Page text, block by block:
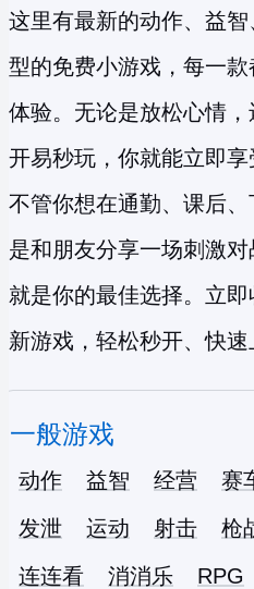
这里有最新的动作、益
型的免费小游戏 ，每一
体验。无论是放松心情
开易秒玩，你就能立即享
不管你想在通勤、课后
是和朋友分享一场刺激
就是你的最佳选择。立
新游戏，轻松秒开、快速
一般游戏
动作 益智 经营 赛
发泄
运动 射击 枪
连连看
消消乐 RPG